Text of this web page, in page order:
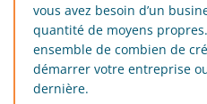
vous avez besoin d’un
quantité de moyens
ensemble de combien de
démarrer votre entreprise
dernière.